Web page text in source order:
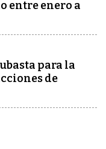
entre enero a
para la
de